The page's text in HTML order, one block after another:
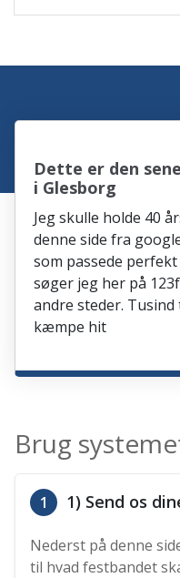
Dette er den
i Glesborg
Jeg skulle holde 40
denne side fra
som passede
søger jeg her på
andre steder.
kæmpe hit
Brug
1 1) Send os
Nederst på denne
til hvad festbandet